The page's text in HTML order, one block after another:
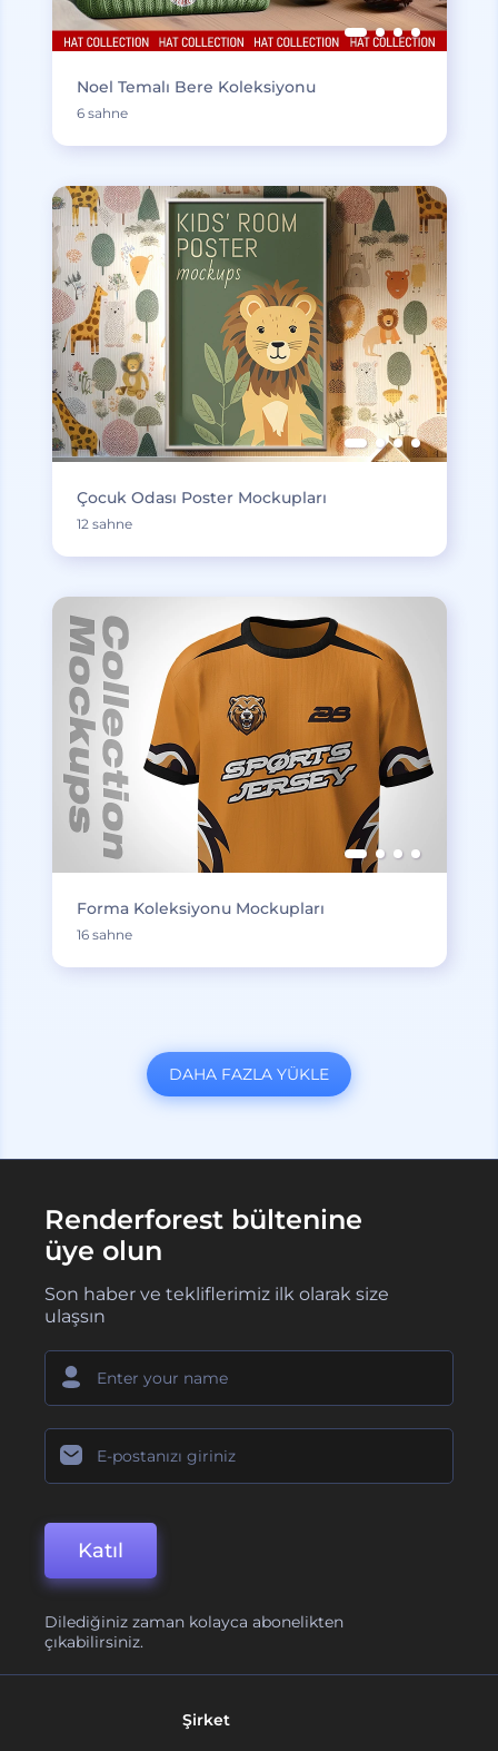
Noel Temalı Bere Koleksiyonu
6 sahne
Çocuk Odası Poster Mockupları
12 sahne
Forma Koleksiyonu Mockupları
16 sahne
DAHA FAZLA YÜKLE
Renderforest bültenine
üye olun
Son haber ve tekliflerimiz ilk olarak size
ulaşsın
Katıl
Dilediğiniz zaman kolayca abonelikten
çıkabilirsiniz.
Şirket